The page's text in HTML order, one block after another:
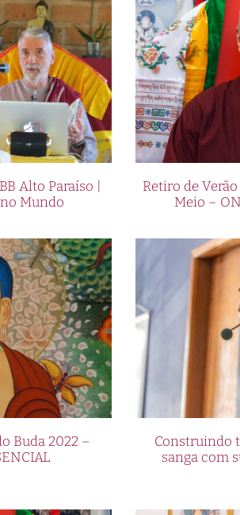
Seja você um fã de
para satisfazer suas
uma ampla variedade de opções
como tênis e MMA, a Cbet
para apostar. Além
de jogos, incluindo caça-
e uma interface fácil
real, desfrutando de toda a
glamouroso da Cbet:
e Sucesso: As Apostas
online, está trazendo seu
uma ampla gama de opções de
aos jogadores brasileiros uma
de futebol, um entusiasta de
de alta qualidade, a
de apostas completa. Neste
oferecidas pela Cbet e como
a Cbet, o estilo está em alta. Seja
caça-níqueis, roleta e blackjack,
variedade de esportes e
Os jogadores podem
Alto Paraíso |
Mundo
Retiro de
Meio –
Buda 2022 –
Construindo
sanga com